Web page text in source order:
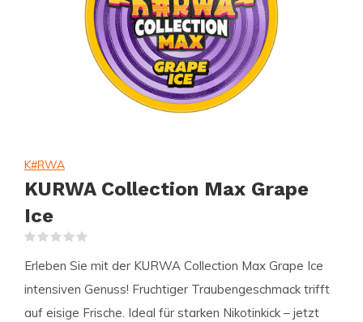
K#RWA
KURWA Collection Max Grape
Ice
Erleben Sie mit der KURWA Collection Max Grape Ice
intensiven Genuss! Fruchtiger Traubengeschmack trifft
auf eisige Frische. Ideal für starken Nikotinkick – jetzt